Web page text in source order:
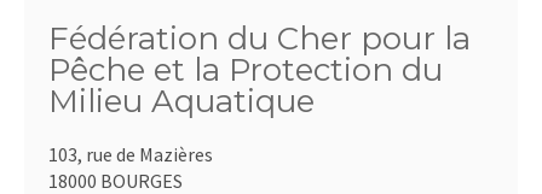
Fédération du Cher pour la
Pêche et la Protection du
Milieu Aquatique
103, rue de Mazières
18000 BOURGES